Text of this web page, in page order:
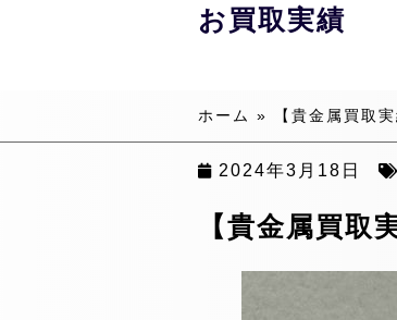
お買取実績
ホーム » 【貴金属買取
2024年3月18日
【貴金属買